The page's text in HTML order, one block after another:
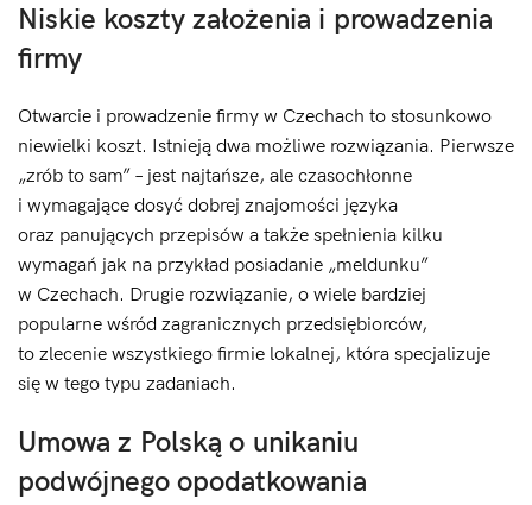
Niskie koszty założenia i prowadzenia
firmy
Otwarcie i prowadzenie firmy w Czechach to stosunkowo
niewielki koszt. Istnieją dwa możliwe rozwiązania. Pierwsze
„zrób to sam” – jest najtańsze, ale czasochłonne
i wymagające dosyć dobrej znajomości języka
oraz panujących przepisów a także spełnienia kilku
wymagań jak na przykład posiadanie „meldunku”
w Czechach. Drugie rozwiązanie, o wiele bardziej
popularne wśród zagranicznych przedsiębiorców,
to zlecenie wszystkiego firmie lokalnej, która specjalizuje
się w tego typu zadaniach.
Umowa z Polską o unikaniu
podwójnego opodatkowania